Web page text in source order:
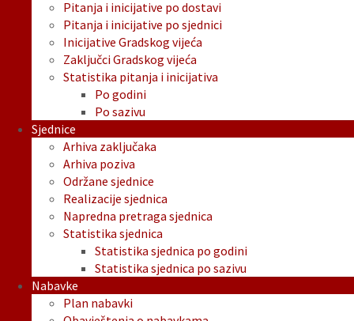
Pitanja i inicijative po dostavi
Pitanja i inicijative po sjednici
Inicijative Gradskog vijeća
Zaključci Gradskog vijeća
Statistika pitanja i inicijativa
Po godini
Po sazivu
Sjednice
Arhiva zaključaka
Arhiva poziva
Održane sjednice
Realizacije sjednica
Napredna pretraga sjednica
Statistika sjednica
Statistika sjednica po godini
Statistika sjednica po sazivu
Nabavke
Plan nabavki